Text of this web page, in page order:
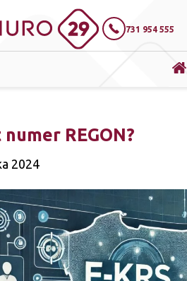
731 954 555
REGON?
2024